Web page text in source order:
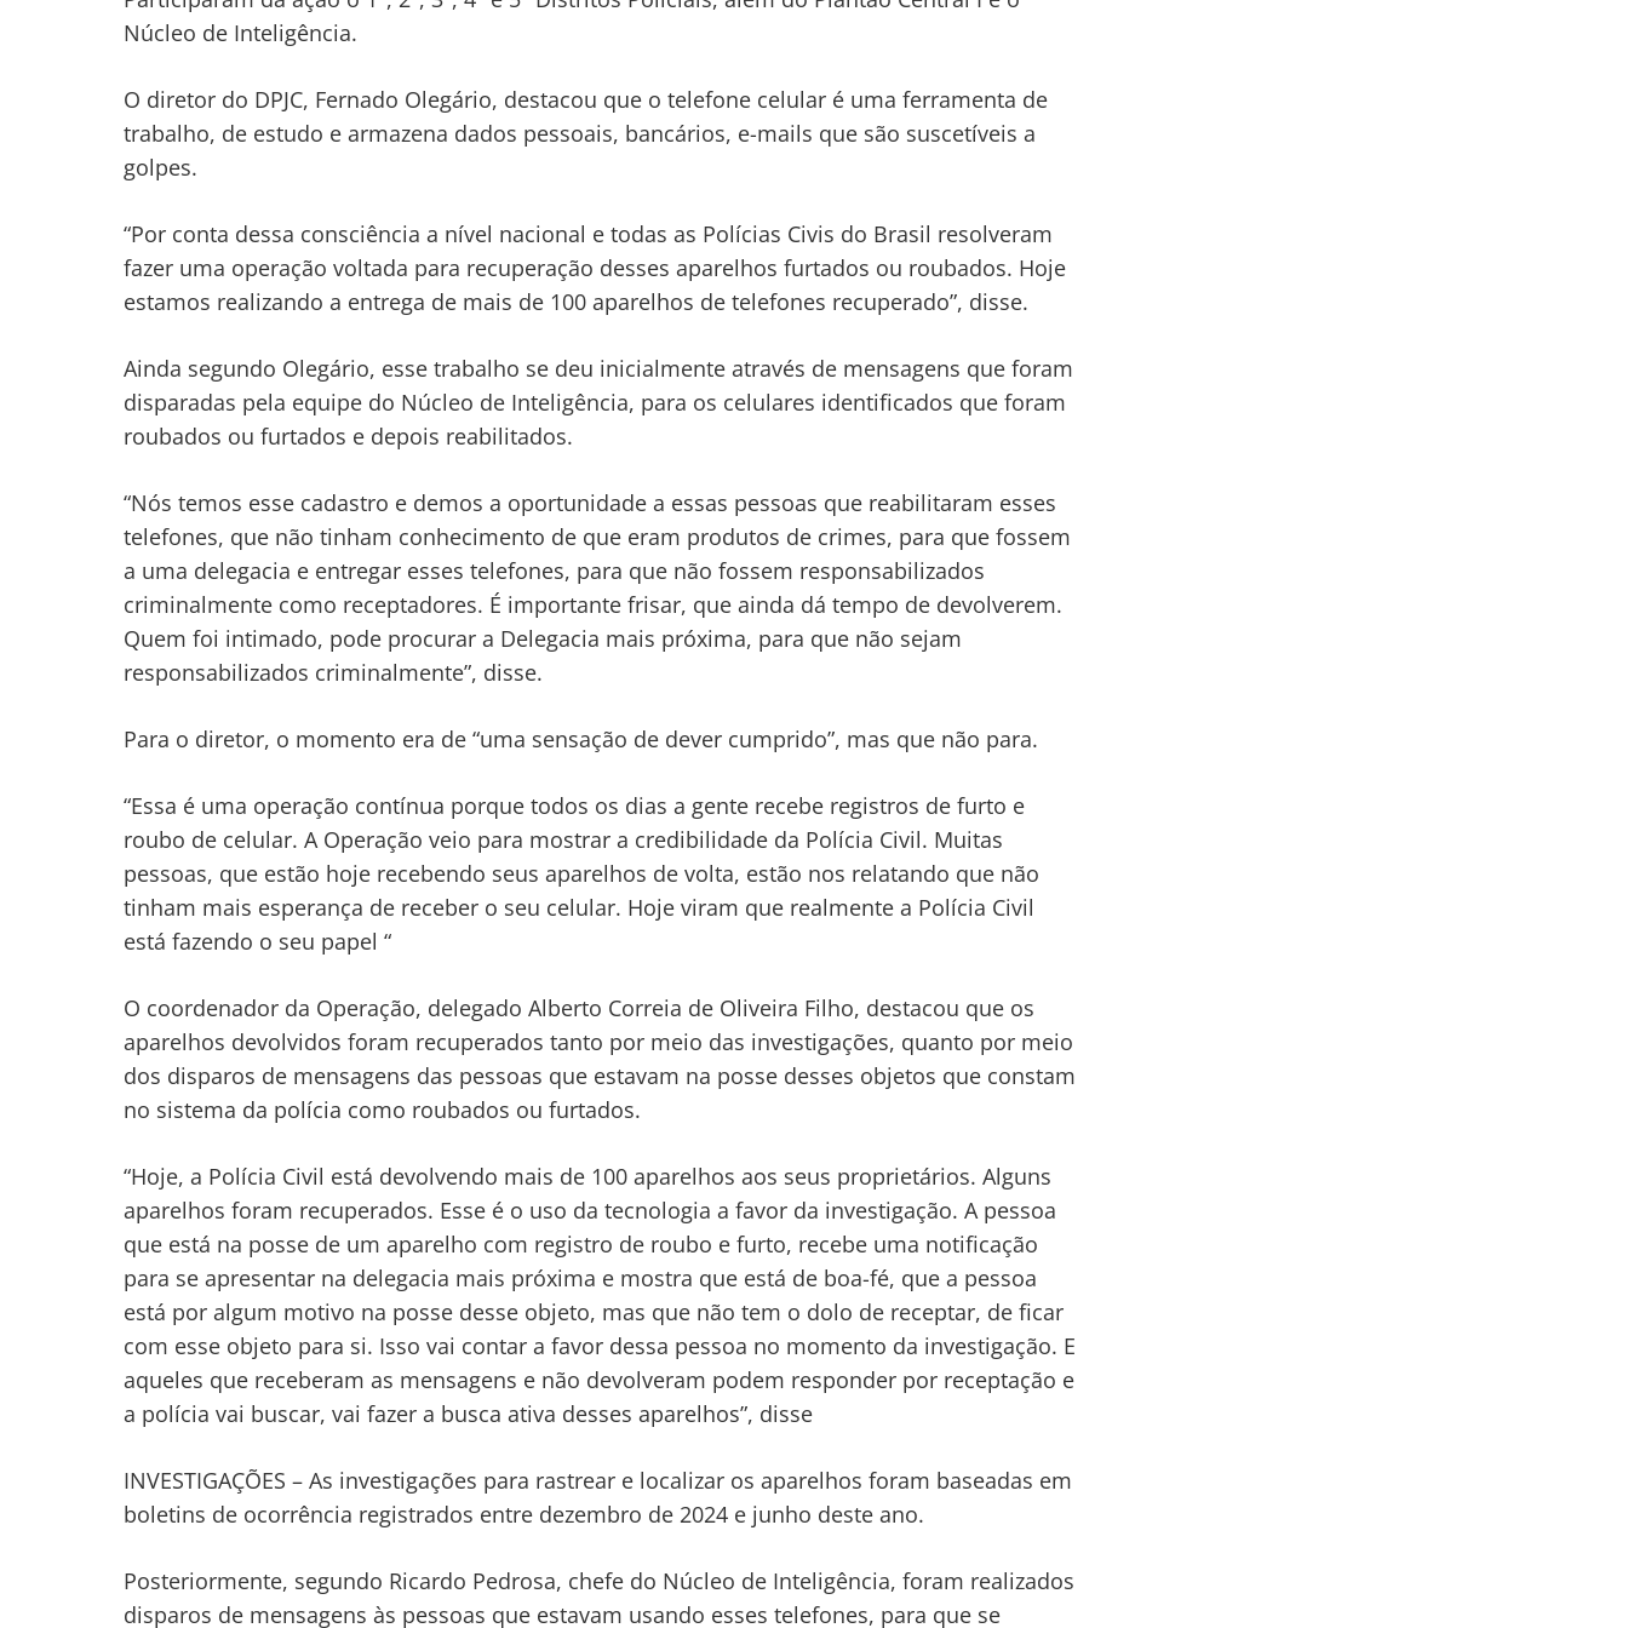
Núcleo de Inteligência.
O diretor do DPJC, Fernado Olegário, destacou que o telefone celular é uma ferramenta de
trabalho, de estudo e armazena dados pessoais, bancários, e-mails que são suscetíveis a
golpes.
“Por conta dessa consciência a nível nacional e todas as Polícias Civis do Brasil resolveram
fazer uma operação voltada para recuperação desses aparelhos furtados ou roubados. Hoje
estamos realizando a entrega de mais de 100 aparelhos de telefones recuperado”, disse.
Ainda segundo Olegário, esse trabalho se deu inicialmente através de mensagens que foram
disparadas pela equipe do Núcleo de Inteligência, para os celulares identificados que foram
roubados ou furtados e depois reabilitados.
“Nós temos esse cadastro e demos a oportunidade a essas pessoas que reabilitaram esses
telefones, que não tinham conhecimento de que eram produtos de crimes, para que fossem
a uma delegacia e entregar esses telefones, para que não fossem responsabilizados
criminalmente como receptadores. É importante frisar, que ainda dá tempo de devolverem.
Quem foi intimado, pode procurar a Delegacia mais próxima, para que não sejam
responsabilizados criminalmente”, disse.
Para o diretor, o momento era de “uma sensação de dever cumprido”, mas que não para.
“Essa é uma operação contínua porque todos os dias a gente recebe registros de furto e
roubo de celular. A Operação veio para mostrar a credibilidade da Polícia Civil. Muitas
pessoas, que estão hoje recebendo seus aparelhos de volta, estão nos relatando que não
tinham mais esperança de receber o seu celular. Hoje viram que realmente a Polícia Civil
está fazendo o seu papel “
O coordenador da Operação, delegado Alberto Correia de Oliveira Filho, destacou que os
aparelhos devolvidos foram recuperados tanto por meio das investigações, quanto por meio
dos disparos de mensagens das pessoas que estavam na posse desses objetos que constam
no sistema da polícia como roubados ou furtados.
“Hoje, a Polícia Civil está devolvendo mais de 100 aparelhos aos seus proprietários. Alguns
aparelhos foram recuperados. Esse é o uso da tecnologia a favor da investigação. A pessoa
que está na posse de um aparelho com registro de roubo e furto, recebe uma notificação
para se apresentar na delegacia mais próxima e mostra que está de boa-fé, que a pessoa
está por algum motivo na posse desse objeto, mas que não tem o dolo de receptar, de ficar
com esse objeto para si. Isso vai contar a favor dessa pessoa no momento da investigação. E
aqueles que receberam as mensagens e não devolveram podem responder por receptação e
a polícia vai buscar, vai fazer a busca ativa desses aparelhos”, disse
INVESTIGAÇÕES – As investigações para rastrear e localizar os aparelhos foram baseadas em
boletins de ocorrência registrados entre dezembro de 2024 e junho deste ano.
Posteriormente, segundo Ricardo Pedrosa, chefe do Núcleo de Inteligência, foram realizados
disparos de mensagens às pessoas que estavam usando esses telefones, para que se